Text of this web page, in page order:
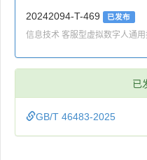
20242094-T-469 已发布
信息技术 客服型虚拟数字人通
已
GB/T 46483-2025